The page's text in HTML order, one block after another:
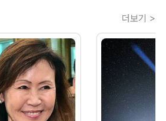
더보기 >